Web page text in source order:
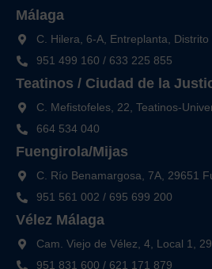
Málaga
C. Hilera, 6-A, Entreplanta,
951 499 160 / 633 225 855
Teatinos / Ciudad de la
C. Mefistofeles, 22, Teatinos-
664 534 040
Fuengirola/Mijas
C. Río Benamargosa, 7A, 29651
951 561 002 / 695 699 200
Vélez Málaga
Cam. Viejo de Vélez, 4, Local 1,
951 831 600 / 621 171 879